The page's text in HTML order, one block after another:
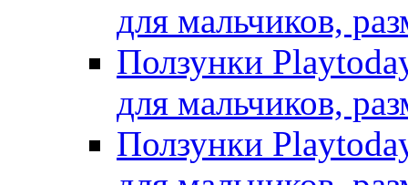
для мальчиков,
Ползунки
для мальчиков,
Ползунки